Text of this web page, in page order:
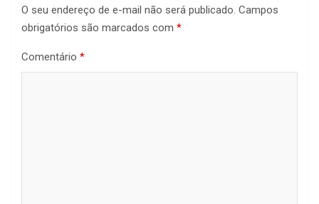
O seu endereço de e-mail não será publicado. Campos
obrigatórios são marcados com *
Comentário *